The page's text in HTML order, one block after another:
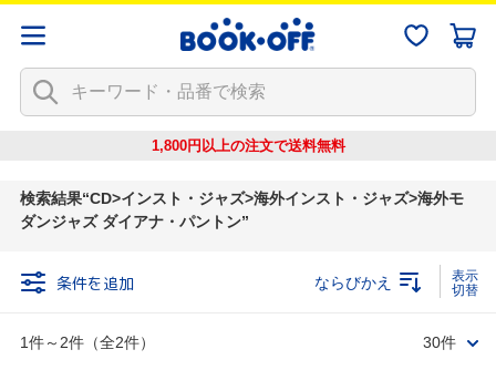
1,800円以上の注文で送料無料
検索結果 CD>インスト・ジャズ>海外インスト・ジャズ>海外モ
ダンジャズ ダイアナ・パントン
条件を追加
1件～2件（全2件）
ならびかえ
30件